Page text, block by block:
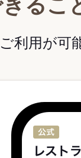
利用が可